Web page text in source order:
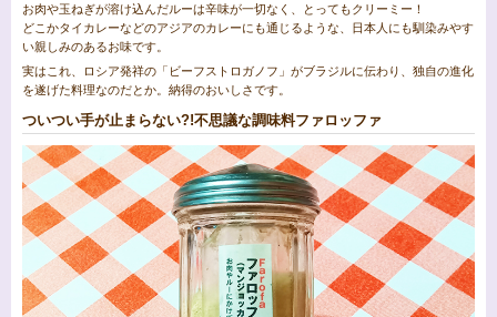
お肉や玉ねぎが溶け込んだルーは辛味が一切なく、とってもクリーミー！
どこかタイカレーなどのアジアのカレーにも通じるような、日本人にも馴染みやす
い親しみのあるお味です。
実はこれ、ロシア発祥の「ビーフストロガノフ」がブラジルに伝わり、独自の進化
を遂げた料理なのだとか。納得のおいしさです。
ついつい手が止まらない?!不思議な調味料ファロッファ